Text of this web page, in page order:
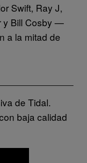
Swift, Ray J,
y Bill Cosby —
a la mitad de
de Tidal.
baja calidad